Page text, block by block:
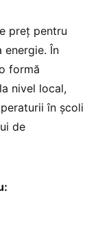
preț pentru
În
formă
nivel local,
în școli
de